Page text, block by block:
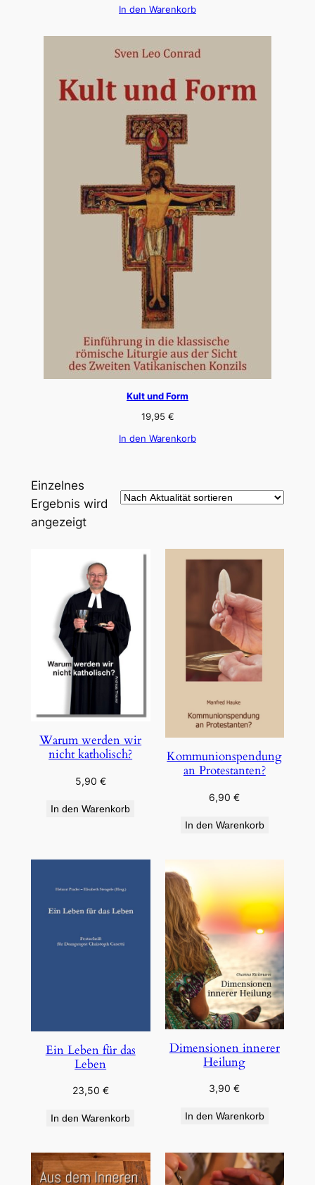
In den Warenkorb
Kult und Form
19,95 €
In den Warenkorb
Einzelnes
Ergebnis wird
angezeigt
Warum werden wir
nicht katholisch?
5,90 €
In den Warenkorb
Kommunionspendung
an Protestanten?
6,90€
In den Warenkorb
Ein Leben für das
Leben
23,50 €
In den Warenkorb
Dimensionen innerer
Heilung
3,90€
In den Warenkorb